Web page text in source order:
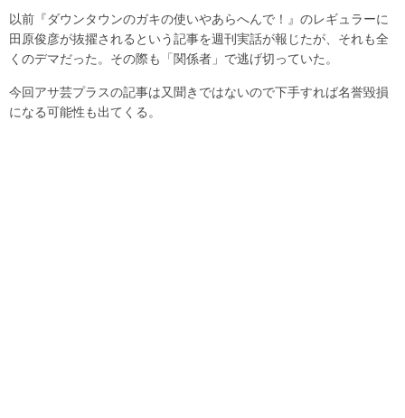
以前『ダウンタウンのガキの使いやあらへんで！』のレギュラーに
田原俊彦が抜擢されるという記事を週刊実話が報じたが、それも全
くのデマだった。その際も「関係者」で逃げ切っていた。
今回アサ芸プラスの記事は又聞きではないので下手すれば名誉毀損
になる可能性も出てくる。